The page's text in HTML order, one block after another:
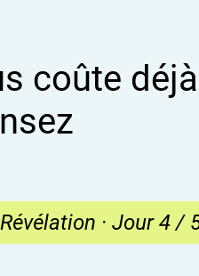
coûte
· Jour 4 /